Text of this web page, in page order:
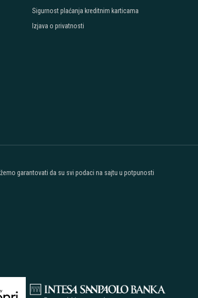
Sigurnost plaćanja kreditnim karticama
Izjava o privatnosti
garantovati da su svi podaci na sajtu u potpunosti